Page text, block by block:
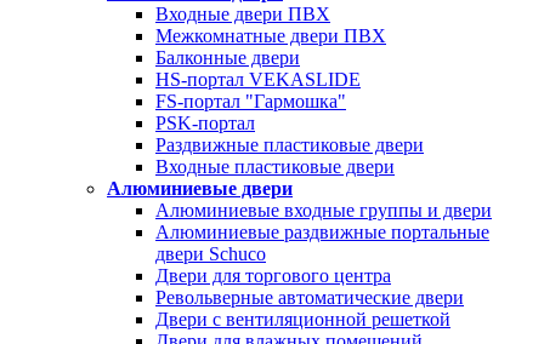
Входные двери ПВХ
Межкомнатные двери ПВХ
Балконные двери
HS-портал VEKASLIDE
FS-портал "Гармошка"
PSK-портал
Раздвижные пластиковые двери
Входные пластиковые двери
Алюминиевые двери
Алюминиевые входные группы и двери
Алюминиевые раздвижные портальные
двери Schuco
Двери для торгового центра
Револьверные автоматические двери
Двери с вентиляционной решеткой